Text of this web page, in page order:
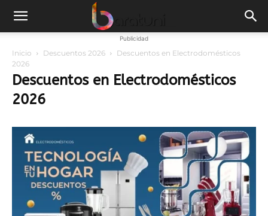
Publicidad
Inicio Descuentos 2026
Descuentos en Electrodomésticos
2026
Descuentos en Electrodomésticos
2026